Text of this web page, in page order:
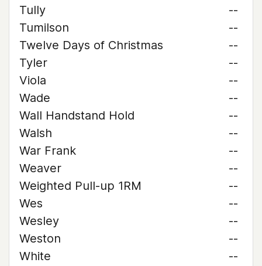
Tully
--
Tumilson
--
Twelve Days of Christmas
--
Tyler
--
Viola
--
Wade
--
Wall Handstand Hold
--
Walsh
--
War Frank
--
Weaver
--
Weighted Pull-up 1RM
--
Wes
--
Wesley
--
Weston
--
White
--